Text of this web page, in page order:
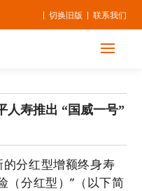
联系我们
切换旧版
人寿推出 “国威一号”
分红型增额终身寿
（分红型）”（以下简